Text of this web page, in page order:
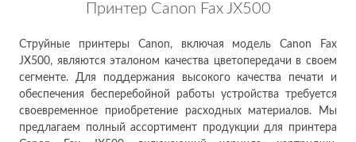
Принтер Canon Fax JX500
Струйные принтеры Canon, включая модель Canon Fax
JX500, являются эталоном качества цветопередачи в своем
сегменте. Для поддержания высокого качества печати и
обеспечения бесперебойной работы устройства требуется
своевременное приобретение расходных материалов. Мы
предлагаем полный ассортимент продукции для принтера